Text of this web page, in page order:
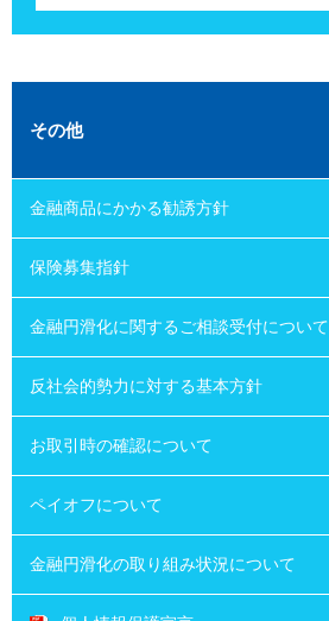
その他
金融商品にかかる勧誘方針
保険募集指針
金融円滑化に関するご相談受付について
反社会的勢力に対する基本方針
お取引時の確認について
ペイオフについて
金融円滑化の取り組み状況について